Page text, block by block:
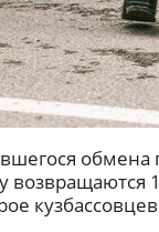
возвращаются